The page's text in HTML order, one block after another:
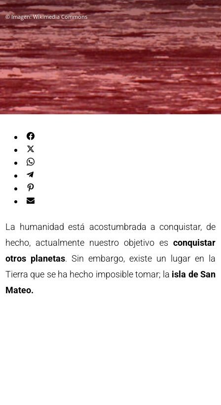
© Imagen: Wikimedia Commons
La humanidad está acostumbrada a conquistar, de
hecho, actualmente nuestro objetivo es conquistar
otros planetas. Sin embargo, existe un lugar en la
Tierra que se ha hecho imposible tomar; la isla de San
Mateo.